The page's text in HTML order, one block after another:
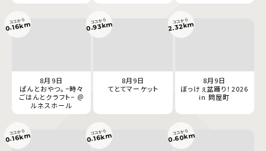
8月9日
ぱんとおやつ。−時々
ごはんとクラフト− ＠
ルネスホール
ココから
0.16km
8月9日
てとてマーケット
ココから
0.93km
8月9日
ぼっけぇ盆踊り！2026
in 問屋町
ココから
2.32km
ココから
0.16km ココから
0.16km ココから
0.60km